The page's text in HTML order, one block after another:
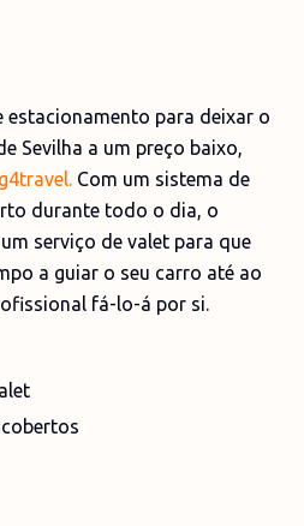
estacionamento para deixar o
Sevilha a um preço baixo,
Com um sistema de
durante todo o dia, o
serviço de valet para que
a guiar o seu carro até ao
fá-lo-á por si.